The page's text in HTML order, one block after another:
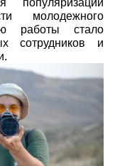
молодежного
работы стало
сотрудников и